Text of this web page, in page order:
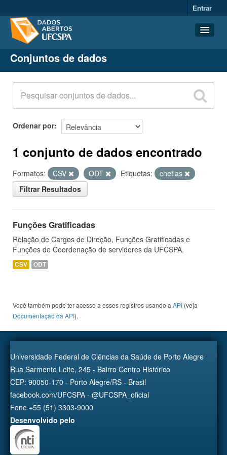
Entrar
Conjuntos de dados
Organizações
Grupos
Sobre
Conjuntos de dados
Ordenar por
1 conjunto de dados encontrado
Formatos: CSV ODT Etiquetas:
chefias
Filtrar Resultados
Funções Gratificadas
Relação de Cargos de Direção, Funções Gratificadas e
Funções de Coordenação de servidores da UFCSPA.
CSV ODT
Você também pode ter acesso a esses registros usando a API (veja
Documentação da API).
Universidade Federal de Ciências da Saúde de Porto Alegre
Rua Sarmento Leite, 245 - Bairro Centro Histórico
CEP: 90050-170 - Porto Alegre/RS - Brasil
facebook.com/UFCSPA - @UFCSPA_oficial
Fone +55 (51) 3303-9000
Desenvolvido pelo